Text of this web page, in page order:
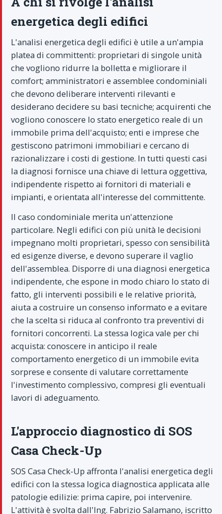
energetica degli edifici
L'analisi energetica degli edifici è utile a un'ampia
platea di committenti: proprietari di singole unità
che vogliono ridurre la bolletta e migliorare il
comfort; amministratori e assemblee condominiali
che devono deliberare interventi rilevanti e
desiderano decidere su basi tecniche; acquirenti che
vogliono conoscere lo stato energetico reale di un
immobile prima dell'acquisto; enti e imprese che
gestiscono patrimoni immobiliari e cercano di
razionalizzare i costi di gestione. In tutti questi casi
la diagnosi fornisce una chiave di lettura oggettiva,
indipendente rispetto ai fornitori di materiali e
impianti, e orientata all'interesse del committente.
Il caso condominiale merita un'attenzione
particolare. Negli edifici con più unità le decisioni
impegnano molti proprietari, spesso con sensibilità
ed esigenze diverse, e devono superare il vaglio
dell'assemblea. Disporre di una diagnosi energetica
indipendente, che espone in modo chiaro lo stato di
fatto, gli interventi possibili e le relative priorità,
aiuta a costruire un consenso informato e a evitare
che la scelta si riduca al confronto tra preventivi di
fornitori concorrenti. La stessa logica vale per chi
acquista: conoscere in anticipo il reale
comportamento energetico di un immobile evita
sorprese e consente di valutare correttamente
l'investimento complessivo, compresi gli eventuali
lavori di adeguamento.
L'approccio diagnostico di SOS
Casa Check-Up
SOS Casa Check-Up affronta l'analisi energetica degli
edifici con la stessa logica diagnostica applicata alle
patologie edilizie: prima capire, poi intervenire.
L'attività è svolta dall'Ing. Fabrizio Salamano, iscritto